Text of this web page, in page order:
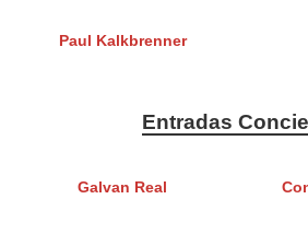
Paul Kalkbrenner
Entradas
Galvan Real